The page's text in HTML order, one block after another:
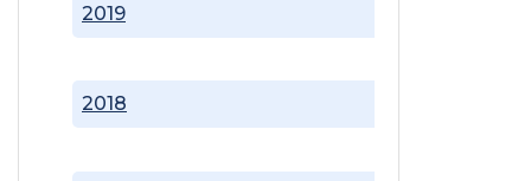
2018
2019